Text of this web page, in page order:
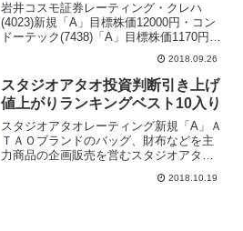
岩井コスモ証券レーティング・クレハ
(4023)新規「A」目標株価12000円・コン
ドーテック(7438)「A」目標株価1170円
→1290円参考サラリーマン投資家注目株
ランキング参考レーティング情報を毎朝
メール配信・ザラバ注目株送ります(a...
2018.09.26
スタジオアタオ投資判断引き上げ
値上がりランキングベスト10入り
スタジオアタオレーティング新規「A」Ａ
ＴＡＯブランドのバッグ、財布などを主
力商品の企画販売を営むスタジオアタオ
がり率ランキング5位に入り、久々にベス
2018.10.19